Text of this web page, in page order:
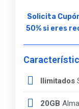
Solicita
50% si eres
Ilimitados
20GB